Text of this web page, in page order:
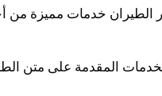
الطيران خدمات مميزة
المقدمة على متن